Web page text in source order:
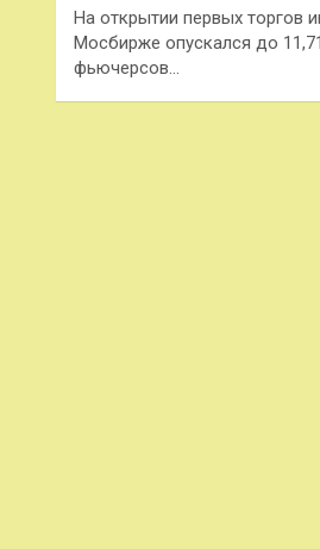
На открытии первых торгов
Мосбирже опускался до
фьючерсов…